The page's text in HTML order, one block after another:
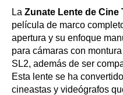
La Zunate Lente de Cine
película de marco
apertura y su enfoque
para cámaras con
SL2, además de ser
Esta lente se ha
cineastas y videógrafos